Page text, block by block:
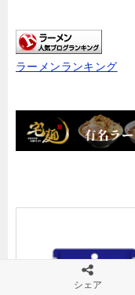
ラーメンランキング
シェア